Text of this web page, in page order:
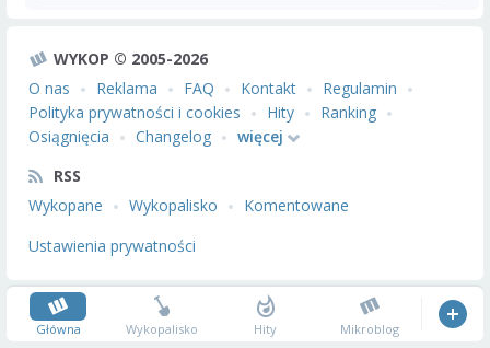
WYKOP © 2005-2026
O nas
Reklama FAQ Kontakt
Regulamin
Polityka prywatności i cookies
Hity
Ranking
Osiągnięcia
Changelog
więcej
RSS
Wykopane
Wykopalisko
Komentowane
Ustawienia prywatności
Główna Wykopalisko Hity Mikroblog